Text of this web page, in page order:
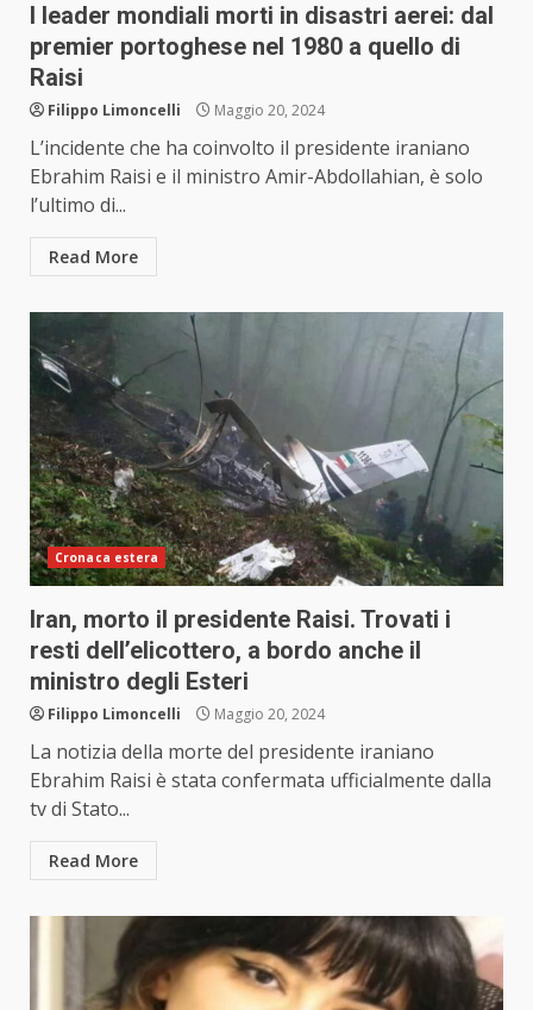
I leader mondiali morti in disastri aerei: dal
premier portoghese nel 1980 a quello di
Raisi
Filippo Limoncelli Maggio 20, 2024
L’incidente che ha coinvolto il presidente iraniano
Ebrahim Raisi e il ministro Amir-Abdollahian, è solo
l’ultimo di...
Read More
Cronaca estera
Iran, morto il presidente Raisi. Trovati i
resti dell’elicottero, a bordo anche il
ministro degli Esteri
Filippo Limoncelli Maggio 20, 2024
La notizia della morte del presidente iraniano
Ebrahim Raisi è stata confermata ufficialmente dalla
tv di Stato...
Read More